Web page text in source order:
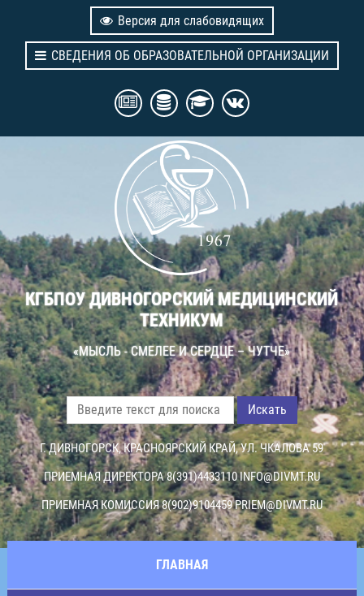
Версия для слабовидящих
СВЕДЕНИЯ ОБ ОБРАЗОВАТЕЛЬНОЙ ОРГАНИЗАЦИИ
КГБПОУ ДИВНОГОРСКИЙ МЕДИЦИНСКИЙ
ТЕХНИКУМ
«МЫСЛЬ - СМЕЛЕЕ И СЕРДЦЕ – ЧУТЧЕ»
Искать
Г. ДИВНОГОРСК, КРАСНОЯРСКИЙ КРАЙ, УЛ. ЧКАЛОВА 59
ПРИЕМНАЯ ДИРЕКТОРА 8(391)4433110INFO@DIVMT.RU
ПРИЕМНАЯ КОМИССИЯ 8(902)9104459PRIEM@DIVMT.RU
ГЛАВНАЯ